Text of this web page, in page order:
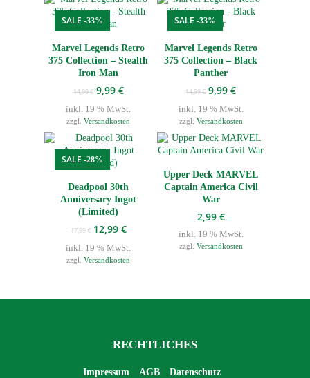
SALE -33%
Marvel Legends Retro
375 Collection – Stealth
Iron Man
14,99€ Ursprünglicher
war:
14,99 €
9,99 €Aktueller
ist:
9,99 €.
inkl. 19 % MwSt.
zzgl. Versandkosten
SALE -33%
Marvel Legends Retro
375 Collection – Black
Panther
14,99€ Ursprünglicher
war:
14,99 €
9,99€Aktueller
ist:
9,99 €.
inkl. 19 % MwSt.
zzgl. Versandkosten
SALE -28%
Deadpool 30th
Anniversary Ingot
(Limited)
17,99€ Ursprünglicher
war:
17,99 €
12,99 €Aktueller
ist:
12,99 €.
inkl. 19 % MwSt.
zzgl. Versandkosten
Upper Deck MARVEL
Captain America Civil
War
2,99 €
inkl. 19 % MwSt.
zzgl. Versandkosten
RECHTLICHES
Impressum AGB
Datenschutz